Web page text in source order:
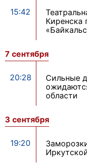
15:42
Киренска
7 сентября
20:28
Сильные
области
3 сентября
19:20